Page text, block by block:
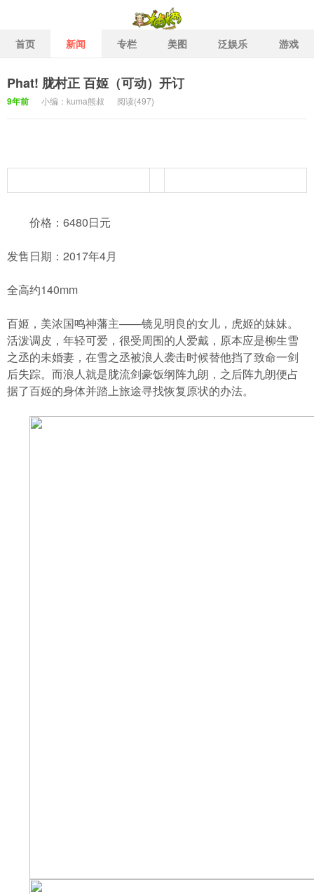
柚栖二次元社区 二次元泛娱
乐门户
首页 新闻 专栏 美图 泛娱乐 游戏
Phat! 胧村正 百姬（可动）开订
9年前 小编：kuma熊叔 阅读(497)
价格：6480日元
发售日期：2017年4月
全高约140mm
百姬，美浓国鸣神藩主——镜见明良的女儿，虎姬的妹妹。
活泼调皮，年轻可爱，很受周围的人爱戴，原本应是柳生雪
之丞的未婚妻，在雪之丞被浪人袭击时候替他挡了致命一剑
后失踪。而浪人就是胧流剑豪饭纲阵九朗，之后阵九朗便占
据了百姬的身体并踏上旅途寻找恢复原状的办法。